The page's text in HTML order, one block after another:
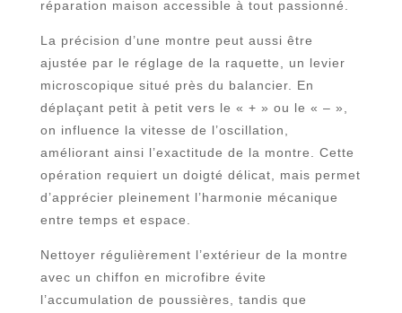
réparation maison accessible à tout passionné.
La précision d’une montre peut aussi être
ajustée par le réglage de la raquette, un levier
microscopique situé près du balancier. En
déplaçant petit à petit vers le « + » ou le « – »,
on influence la vitesse de l’oscillation,
améliorant ainsi l’exactitude de la montre. Cette
opération requiert un doigté délicat, mais permet
d’apprécier pleinement l’harmonie mécanique
entre temps et espace.
Nettoyer régulièrement l’extérieur de la montre
avec un chiffon en microfibre évite
l’accumulation de poussières, tandis que